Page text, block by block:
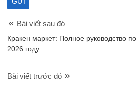
Bài viết sau đó
Кракен маркет: Полное руководство
2026 году
Bài viết trước đó